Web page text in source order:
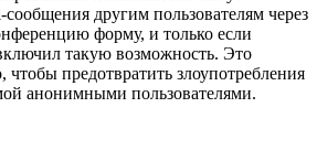
сообщения другим пользователям через
форму, и только если
такую возможность. Это
чтобы предотвратить злоупотребления
анонимными пользователями.